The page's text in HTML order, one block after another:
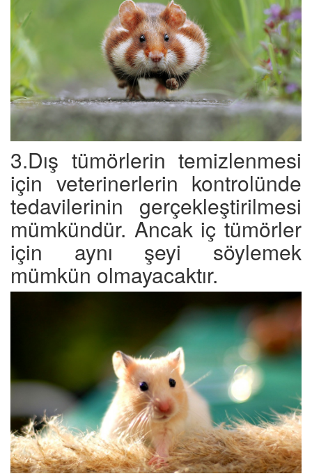
3.Dış tümörlerin temizlenmesi
için veterinerlerin kontrolünde
tedavilerinin gerçekleştirilmesi
mümkündür. Ancak iç tümörler
için aynı şeyi söylemek
mümkün olmayacaktır.